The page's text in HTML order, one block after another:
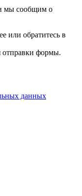
мы сообщим о
или обратитесь в
отправки формы.
данных